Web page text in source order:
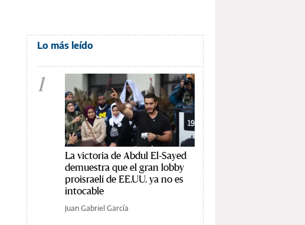
Lo más leído
1
La victoria de Abdul El-Sayed
demuestra que el gran lobby
proisraelí de EE.UU. ya no es
intocable
Juan Gabriel García